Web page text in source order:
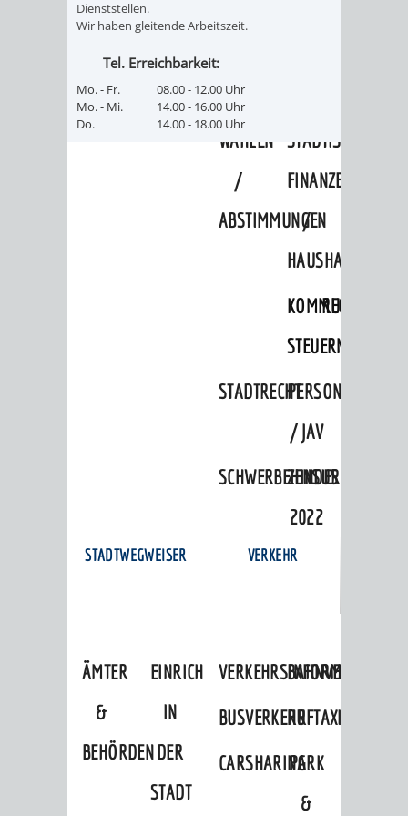
BEKANNTMACHUNGEN
WAHLEN
/
ABSTIMMUNGEN
STÄDTISCHE
FINANZEN
/
HAUSHALT
KOMMUNALE
STEUERN
STADTRECHTPERSONALRAT
/ JAV
ZENSUS
2022
STADTWEGWEISER
ÄMTER
&
BEHÖRDEN
EINRICHTUNGEN
IN
DER
STADT
VERKEHR
VERKEHRSINFORMATIONEN
BAHNVERKEHR
BUSVERKEHRRUFTAXI
CARSHARINGPARK
&
Dienststellen.
Wir haben gleitende Arbeitszeit.
Tel. Erreichbarkeit:
Mo. - Fr.
08.00 - 12.00 Uhr
Mo. - Mi.
14.00 - 16.00 Uhr
Do.
14.00 - 18.00 Uhr